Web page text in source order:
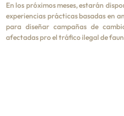
En los próximos meses, estarán
experiencias prácticas basadas en
para diseñar campañas de
afectadas pro el tráfico ilegal de